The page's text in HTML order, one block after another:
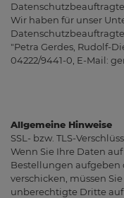
Wir haben für unser
"Petra Gerdes, Rudolf-
04222/9441-0, E-Mail:
Allgemeine Hinweise
SSL- bzw. TLS-
Wenn Sie Ihre Daten
Bestellungen aufgeben
verschicken, müssen
unberechtigte Dritte